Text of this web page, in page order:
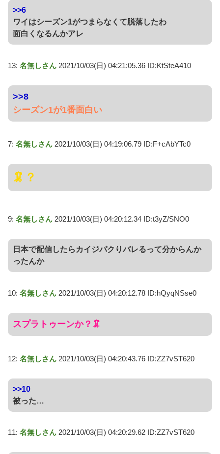
>>6
ワイはシーズン1がつまらなくて脱落したわ
面白くなるんかアレ
13: 名無しさん 2021/10/03(日) 04:21:05.36 ID:KtSteA410
>>8
シーズン1が1番面白い
7: 名無しさん 2021/10/03(日) 04:19:06.79 ID:F+cAbYTc0
🦑？
9: 名無しさん 2021/10/03(日) 04:20:12.34 ID:t3yZ/SNO0
日本で配信したらカイジパクりバレるって分からんか
ったんか
10: 名無しさん 2021/10/03(日) 04:20:12.78 ID:hQyqNSse0
スプラトゥーンか？🦑
12: 名無しさん 2021/10/03(日) 04:20:43.76 ID:ZZ7vST620
>>10
被った…
11: 名無しさん 2021/10/03(日) 04:20:29.62 ID:ZZ7vST620